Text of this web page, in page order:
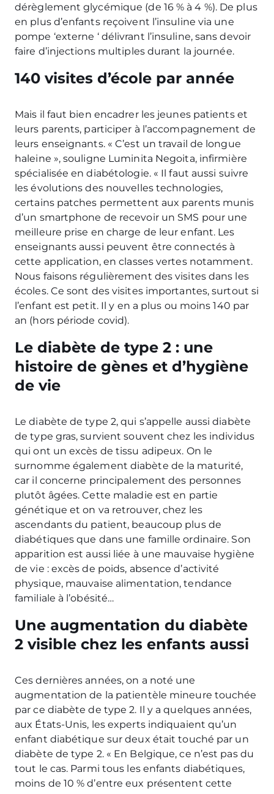
dérèglement glycémique (de 16 % à 4 %). De plus
en plus d’enfants reçoivent l’insuline via une
pompe ‘externe ‘ délivrant l’insuline, sans devoir
faire d’injections multiples durant la journée.
140 visites d’école par année
Mais il faut bien encadrer les jeunes patients et
leurs parents, participer à l’accompagnement de
leurs enseignants. « C’est un travail de longue
haleine », souligne Luminita Negoita, infirmière
spécialisée en diabétologie. « Il faut aussi suivre
les évolutions des nouvelles technologies,
certains patches permettent aux parents munis
d’un smartphone de recevoir un SMS pour une
meilleure prise en charge de leur enfant. Les
enseignants aussi peuvent être connectés à
cette application, en classes vertes notamment.
Nous faisons régulièrement des visites dans les
écoles. Ce sont des visites importantes, surtout si
l’enfant est petit. Il y en a plus ou moins 140 par
an (hors période covid).
Le diabète de type 2 : une
histoire de gènes et d’hygiène
de vie
Le diabète de type 2, qui s’appelle aussi diabète
de type gras, survient souvent chez les individus
qui ont un excès de tissu adipeux. On le
surnomme également diabète de la maturité,
car il concerne principalement des personnes
plutôt âgées. Cette maladie est en partie
génétique et on va retrouver, chez les
ascendants du patient, beaucoup plus de
diabétiques que dans une famille ordinaire. Son
apparition est aussi liée à une mauvaise hygiène
de vie : excès de poids, absence d’activité
physique, mauvaise alimentation, tendance
familiale à l’obésité…
Une augmentation du diabète
2 visible chez les enfants aussi
Ces dernières années, on a noté une
augmentation de la patientèle mineure touchée
par ce diabète de type 2. Il y a quelques années,
aux États-Unis, les experts indiquaient qu’un
enfant diabétique sur deux était touché par un
diabète de type 2. « En Belgique, ce n’est pas du
tout le cas. Parmi tous les enfants diabétiques,
moins de 10 % d’entre eux présentent cette